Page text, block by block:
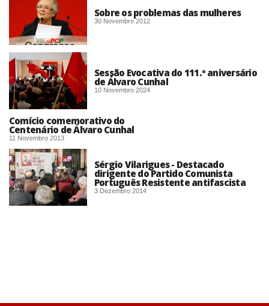
Sobre os problemas das mulheres
30 Novembro 2012
Sessão Evocativa do 111.º aniversário
de Álvaro Cunhal
10 Novembro 2024
Comício comemorativo do
Centenário de Álvaro Cunhal
11 Novembro 2013
Sérgio Vilarigues - Destacado
dirigente do Partido Comunista
Português Resistente antifascista
3 Dezembro 2014